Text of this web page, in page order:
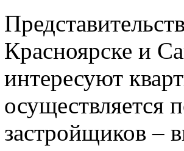
Красноярске и
интересуют
осуществляется
застройщиков –